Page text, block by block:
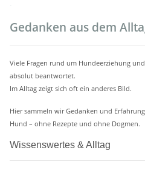
Gedanken aus dem
Viele Fragen rund um Hundeerziehung
absolut beantwortet.
Im Alltag zeigt sich oft ein anderes Bild.
Hier sammeln wir Gedanken und
Hund – ohne Rezepte und ohne Dogmen.
Wissenswertes & Alltag